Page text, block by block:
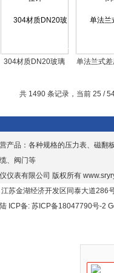
304材质DN20玻璃
单法兰式
共 1490 条记录，当前 25 /
产品：各种规格的压力表、磁翻
、阀门等
仪表有限公司 版权所有
苏金湖经济开发区同泰大道286
ICP备: 苏ICP备18047790号-2